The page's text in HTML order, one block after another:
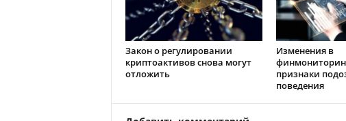
Закон о регулировании
криптоактивов снова могут
отложить
Изменения в
признаки
поведения